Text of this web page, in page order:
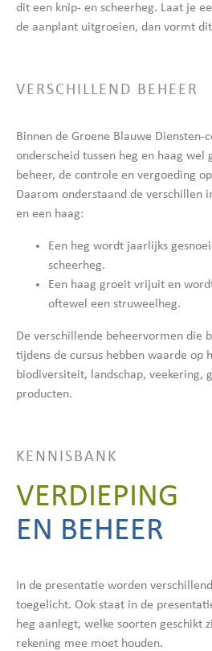
dit een knip- en scheerheg. Laat je
de aanplant uitgroeien, dan vormt
VERSCHILLEND BEHEER
Binnen de Groene Blauwe
onderscheid tussen heg en haag wel
beheer, de controle en vergoeding
Daarom onderstaand de verschillen
en een haag:
Een heg wordt jaarlijks
scheerheg.
Een haag groeit vrijuit en
oftewel een struweelheg.
De verschillende beheervormen die
tijdens de cursus hebben waarde op
biodiversiteit, landschap, veekering,
producten.
KENNISBANK
VERDIEPING
EN BEHEER
In de presentatie worden
toegelicht. Ook staat in de
heg aanlegt, welke soorten geschikt
rekening mee moet houden.